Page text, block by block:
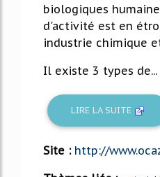
biologiques
d'activité est en
industrie chimique
Il existe 3 types de...
LIRE LA SUITE
Site : http://